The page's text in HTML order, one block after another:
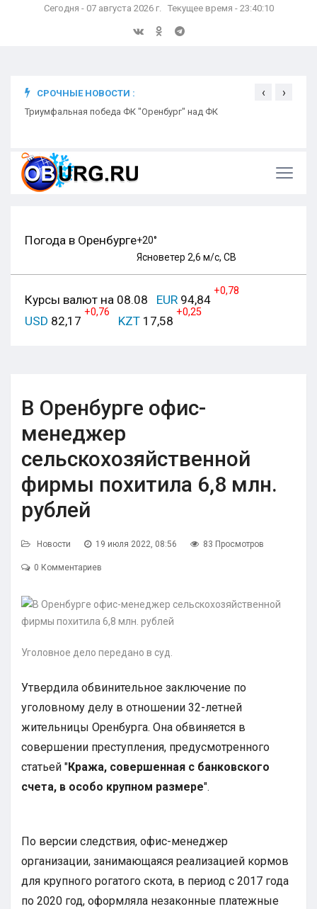
Сегодня - 07 августа 2026 г. Текущее время - 23:40:11
СРОЧНЫЕ НОВОСТИ :
Триумфальная победа ФК "Оренбург" над ФК
‹ ›
Погода в Оренбурге+20°
Ясноветер 2,6 м/с, СВ
Курсы валют на 08.08 EUR 94,84
+0,78
USD 82,17
+0,76
KZT 17,58
+0,25
В Оренбурге офис-
менеджер
сельскохозяйственной
фирмы похитила 6,8 млн.
рублей
Новости 19 июля 2022, 08:56 83 Просмотров
0 Комментариев
Уголовное дело передано в суд.
Утвердила обвинительное заключение по
уголовному делу в отношении 32-летней
жительницы Оренбурга. Она обвиняется в
совершении преступления, предусмотренного
статьей "Кража, совершенная с банковского
счета, в особо крупном размере".
По версии следствия, офис-менеджер
организации, занимающаяся реализацией кормов
для крупного рогатого скота, в период с 2017 года
по 2020 год, оформляла незаконные платежные